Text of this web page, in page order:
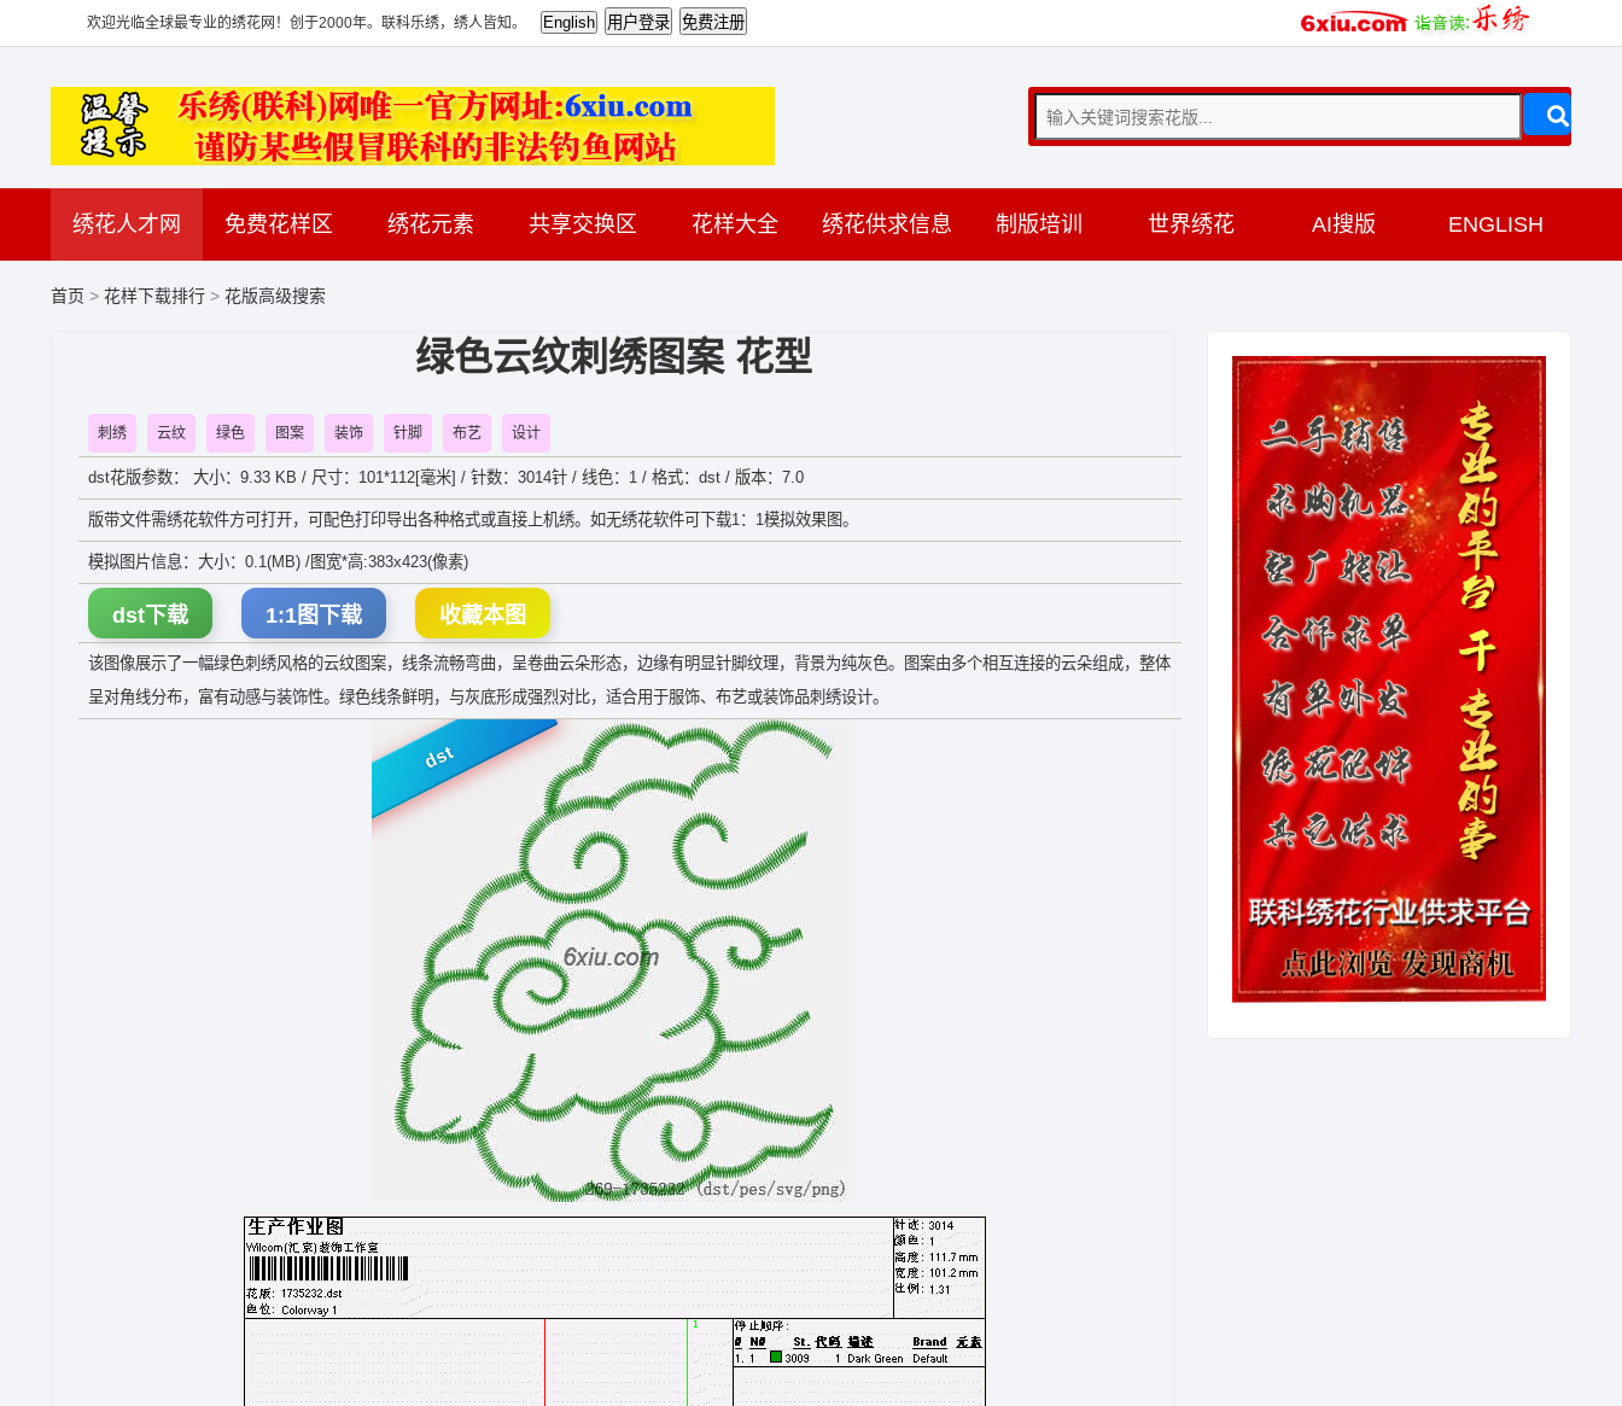
欢迎光临全球最专业的绣花网！创于2000年。联科乐绣，绣人皆知。
绣花人才网 免费花样区 绣花元素 共享交换区 花样大全 绣花供求信息 制版培训 世界绣花 AI搜版 ENGLISH
首页 > 花样下载排行 > 花版高级搜索
绿色云纹刺绣图案 花型
刺绣 云纹 绿色 图案 装饰 针脚 布艺 设计
dst花版参数： 大小：9.33 KB / 尺寸：101*112[毫米] / 针数：3014针 / 线色：1 / 格式：dst / 版本：7.0
版带文件需绣花软件方可打开，可配色打印导出各种格式或直接上机绣。如无绣花软件可下载1：1模拟效果图。
模拟图片信息：大小：0.1(MB) /图宽*高:383x423(像素)
dst下载 1:1图下载 收藏本图
该图像展示了一幅绿色刺绣风格的云纹图案，线条流畅弯曲，呈卷曲云朵形态，边缘有明显针脚纹理，背景为纯灰色。图案由多个相互连接的云朵组成，整体
呈对角线分布，富有动感与装饰性。绿色线条鲜明，与灰底形成强烈对比，适合用于服饰、布艺或装饰品刺绣设计。
dst